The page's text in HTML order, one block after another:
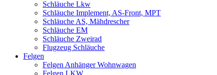
Schläuche Lkw
Schläuche Implement, AS-Front, MPT
Schläuche AS, Mähdrescher
Schläuche EM
Schläuche Zweirad
Flugzeug Schläuche
Felgen
Felgen Anhänger Wohnwagen
Felgen LKW